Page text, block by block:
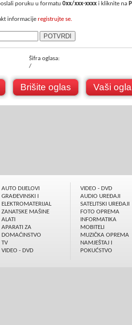
poruku u formatu 0xx/xxx-xxxx i kliknite na
informacije registrujte se.
Šifra oglasa:
/
Brišite oglas Vaši
AUTO DIJELOVI
GRAÐEVINSKI I
ELEKTROMATERIJAL
ZANATSKE MAŠINE
ALATI
APARATI ZA
DOMAĆINSTVO
TV
VIDEO - DVD
VIDEO - DVD
AUDIO UREÐAJI
SATELITSKI UREÐAJI
FOTO OPREMA
INFORMATIKA
MOBITELI
MUZIČKA OPREMA
NAMJEŠTAJ I
POKUĆSTVO